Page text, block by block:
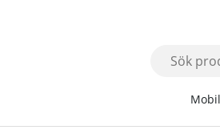
Mobil